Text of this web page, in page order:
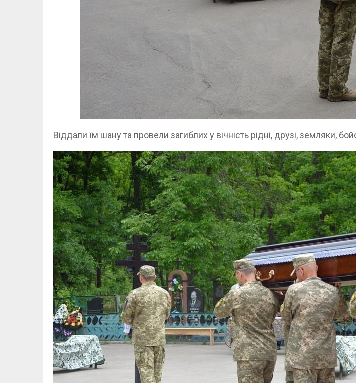
Віддали їм шану та провели загиблих у вічність рідні, друзі, земляки,